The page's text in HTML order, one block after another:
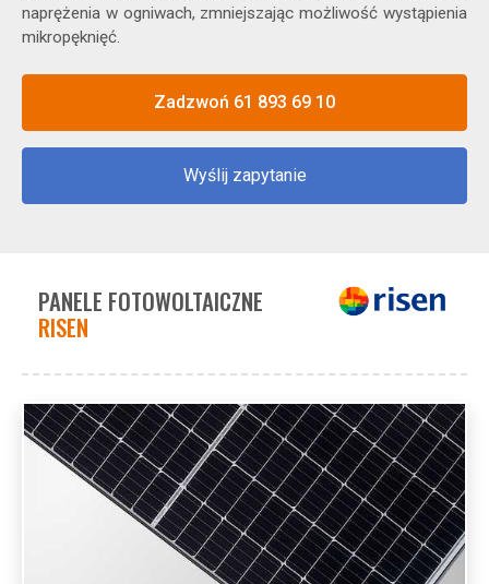
naprężenia w ogniwach, zmniejszając możliwość wystąpienia
mikropęknięć.
Zadzwoń 61 893 69 10
Wyślij zapytanie
PANELE FOTOWOLTAICZNE
RISEN